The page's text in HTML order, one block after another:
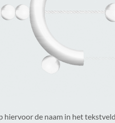
hiervoor de naam in het